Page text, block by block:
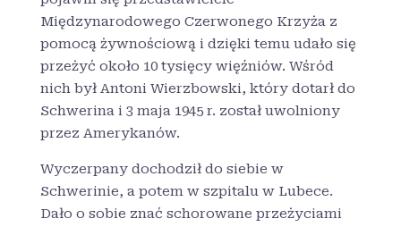
Międzynarodowego Czerwonego Krzyża z
pomocą żywnościową i dzięki temu udało się
przeżyć około 10 tysięcy więźniów. Wśród
nich był Antoni Wierzbowski, który dotarł do
Schwerina i 3 maja 1945 r. został uwolniony
przez Amerykanów.
Wyczerpany dochodził do siebie w
Schwerinie, a potem w szpitalu w Lubece.
Dało o sobie znać schorowane przeżyciami